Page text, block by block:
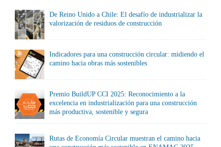
De Reino Unido a Chile: El desafío de industrializar la
valorización de residuos de construcción
Indicadores para una construcción circular: midiendo el
camino hacia obras más sostenibles
Premio BuildUP CCI 2025: Reconocimiento a la
excelencia en industrialización para una construcción
más productiva, sostenible y segura
Rutas de Economía Circular muestran el camino hacia